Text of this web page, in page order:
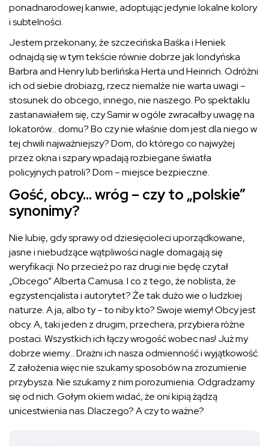
ponadnarodowej kanwie, adoptując jedynie lokalne kolory
i subtelności.
Jestem przekonany, że szczecińska Baśka i Heniek
odnajdą się w tym tekście równie dobrze jak londyńska
Barbra and Henry lub berlińska Herta und Heinrich. Odróżni
ich od siebie drobiazg, rzecz niemalże nie warta uwagi –
stosunek do obcego, innego, nie naszego. Po spektaklu
zastanawiałem się, czy Samir w ogóle zwracałby uwagę na
lokatorów… domu? Bo czy nie właśnie dom jest dla niego w
tej chwili najważniejszy? Dom, do którego co najwyżej
przez okna i szpary wpadają rozbiegane światła
policyjnych patroli? Dom – miejsce bezpieczne.
Gość, obcy… wróg – czy to „polskie”
synonimy?
Nie lubię, gdy sprawy od dziesięcioleci uporządkowane,
jasne i niebudzące wątpliwości nagle domagają się
weryfikacji. No przecież po raz drugi nie będę czytał
„Obcego” Alberta Camusa. I co z tego, że noblista, że
egzystencjalista i autorytet? Że tak dużo wie o ludzkiej
naturze. A ja, albo ty – to niby kto? Swoje wiemy! Obcy jest
obcy. A, taki jeden z drugim, przechera, przybiera różne
postaci. Wszystkich ich łączy wrogość wobec nas! Już my
dobrze wiemy… Drażni ich nasza odmienność i wyjątkowość.
Z założenia więc nie szukamy sposobów na zrozumienie
przybysza. Nie szukamy z nim porozumienia. Odgradzamy
się od nich. Gołym okiem widać, że oni kipią żądzą
unicestwienia nas. Dlaczego? A czy to ważne?